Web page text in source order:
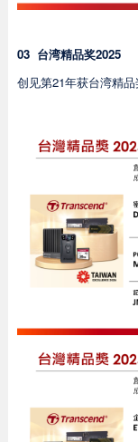
03 台湾精品奖2025
创见第21年获台湾精品